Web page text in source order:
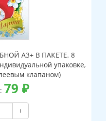
А3+ В ПАКЕТЕ. 8
упаковке,
клапаном)
79 ₽
+